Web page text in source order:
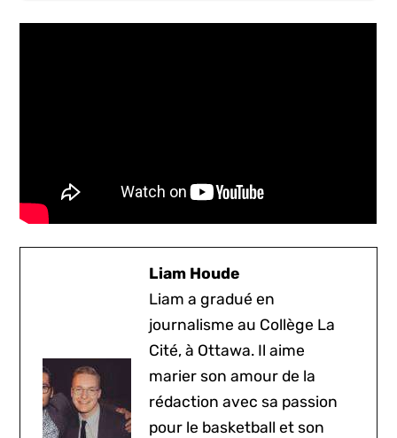
Liam Houde
Liam a gradué en
journalisme au Collège La
Cité, à Ottawa. Il aime
marier son amour de la
rédaction avec sa passion
pour le basketball et son